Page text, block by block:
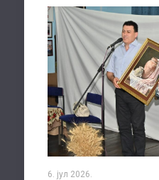
6. јул 2026.